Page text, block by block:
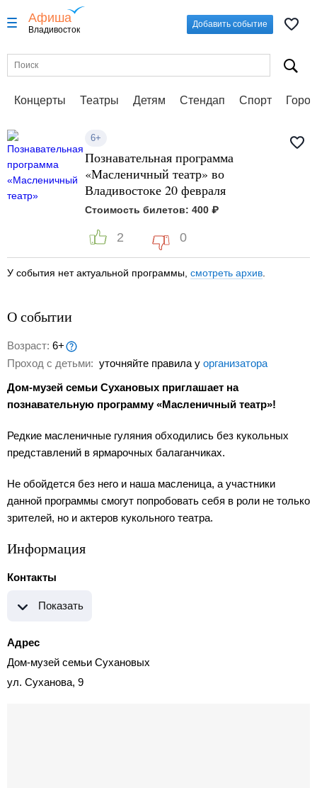
Афиша
Владивосток
Добавить событие
Концерты Театры Детям Стендап Спорт
6+
Познавательная программа
«Масленичный театр» во
Владивостоке 20 февраля
Стоимость билетов: 400 ₽
2 0
У события нет актуальной программы, смотреть архив
О событии
Возраст: 6+
Проход с детьми: уточняйте правила у организатора
Дом-музей семьи Сухановых приглашает на
познавательную программу «Масленичный театр»!
Редкие масленичные гуляния обходились без кукольных
представлений в ярмарочных балаганчиках.
Не обойдется без него и наша масленица, а участники
данной программы смогут попробовать себя в роли не только
зрителей, но и актеров кукольного театра.
Информация
Контакты
Показать
Адрес
Дом-музей семьи Сухановых
ул. Суханова, 9